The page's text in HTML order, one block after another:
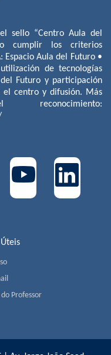
Professor
sello “Centro Aula del
cumplir los criterios
Aula del Futuro •
de tecnologías
Futuro y participación
centro y difusión. Más